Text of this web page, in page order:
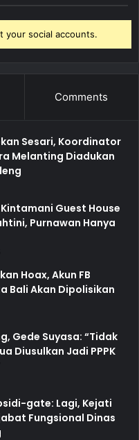
your social accounts.
Comments
Sesari, Koordinator
Melanting Diadukan
Guest House
Purnawan Hanya
Hoax, Akun FB
Bali Akan Dipolisikan
Gede Suyasa: “Tidak
Diusulkan Jadi PPPK
gate: Lagi, Kejati
Fungsional Dinas